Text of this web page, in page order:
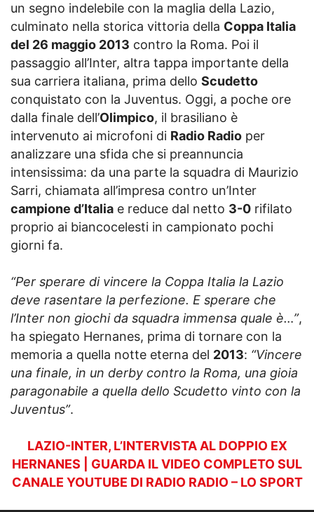
un segno indelebile con la maglia della Lazio,
culminato nella storica vittoria della Coppa Italia
del 26 maggio 2013 contro la Roma. Poi il
passaggio all’Inter, altra tappa importante della
sua carriera italiana, prima dello Scudetto
conquistato con la Juventus. Oggi, a poche ore
dalla finale dell’Olimpico, il brasiliano è
intervenuto ai microfoni di Radio Radio per
analizzare una sfida che si preannuncia
intensissima: da una parte la squadra di Maurizio
Sarri, chiamata all’impresa contro un’Inter
campione d’Italia e reduce dal netto 3-0 rifilato
proprio ai biancocelesti in campionato pochi
giorni fa.
“Per sperare di vincere la Coppa Italia la Lazio
deve rasentare la perfezione. E sperare che
l’Inter non giochi da squadra immensa quale è…”,
ha spiegato Hernanes, prima di tornare con la
memoria a quella notte eterna del 2013: “Vincere
una finale, in un derby contro la Roma, una gioia
paragonabile a quella dello Scudetto vinto con la
Juventus”.
LAZIO-INTER, L’INTERVISTA AL DOPPIO EX
HERNANES | GUARDA IL VIDEO COMPLETO SUL
CANALE YOUTUBE DI RADIO RADIO – LO SPORT